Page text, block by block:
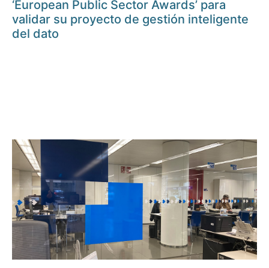
‘European Public Sector Awards’ para
validar su proyecto de gestión inteligente
del dato